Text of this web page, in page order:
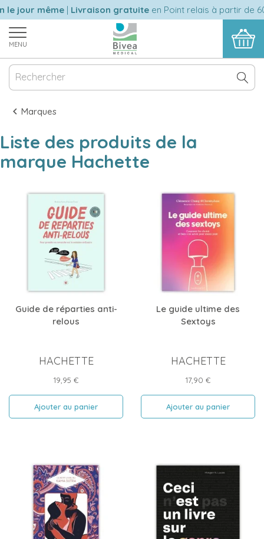
jour même|Livraison gratuiteen Point relais à partir de 60
MENU
Marques
Liste des produits de la
marque Hachette
Guide de réparties anti-
relous
HACHETTE
Prix
19,95 €
Ajouter au panier
Le guide ultime des
Sextoys
HACHETTE
Prix
17,90 €
Ajouter au panier